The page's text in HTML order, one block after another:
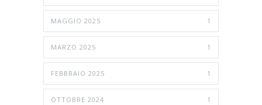
MAGGIO 2025 1
MARZO 2025 1
FEBBRAIO 2025 1
OTTOBRE 2024 1